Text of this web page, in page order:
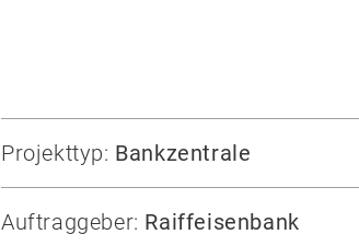
Projekttyp: Bankzentrale
Auftraggeber: Raiffeisenbank